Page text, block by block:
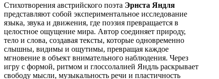
Стихотворения австрийского поэта Эрнста Яндля
представляют собой экспериментальное исследование
языка, звука и движения, где поэзия превращается в
целостное ощущение мира. Автор соединяет природу,
тело и слова, создавая тексты, которые одновременно
слышны, видимы и ощутимы, превращая каждое
мгновение в объект внимательного наблюдения. Через
игру с формой, ритмом и глоссолалией Яндль раскрывает
свободу мысли, музыкальность речи и пластичность